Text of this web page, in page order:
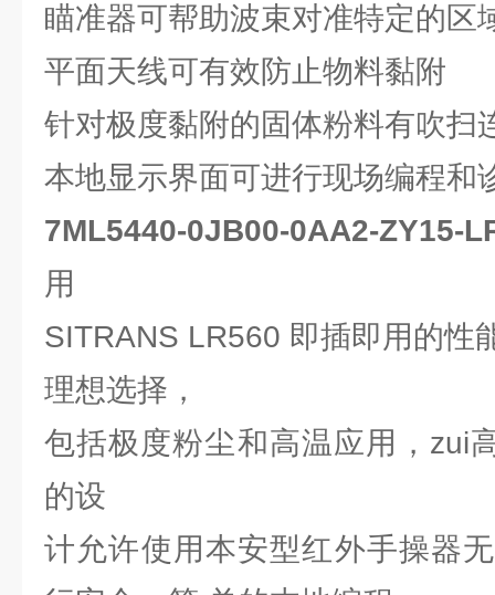
瞄准器可帮助波束对准特定的
平面天线可有效防止物料黏附
针对极度黏附的固体粉料有吹扫
本地显示界面可进行现场编程和
7ML5440-0JB00-0AA2-ZY15-
用
SITRANS LR560 即插即用的性
理想选择，
包括极度粉尘和高温应用，zui
的设
计允许使用本安型红外手操器